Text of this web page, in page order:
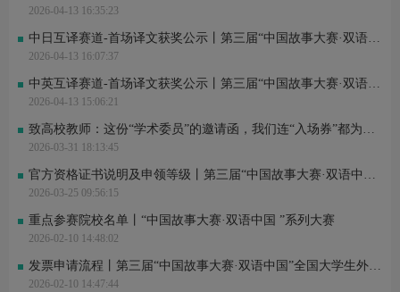
2026-04-13 16:35:23
中日互译赛道-首场译文获奖公示丨第三届“中国故事大赛·双语中国”全国大学生外语翻译大赛
2026-04-13 16:07:37
中英互译赛道-首场译文获奖公示丨第三届“中国故事大赛·双语中国”全国大学生外语翻译大赛
2026-04-13 15:06:21
致高校教师：这份“学术委员”的邀请函，我们连“入场券”都为您准备好了
2026-03-31 18:13:45
官方资格证书说明及申领等级丨第三届“中国故事大赛·双语中国”全国大学生外语翻译大赛
2026-03-25 09:56:15
重点参赛院校名单丨“中国故事大赛·双语中国 ”系列大赛
2026-02-10 14:48:02
发票申请流程丨第三届“中国故事大赛·双语中国”全国大学生外语翻译大赛
2026-02-10 14:47:44